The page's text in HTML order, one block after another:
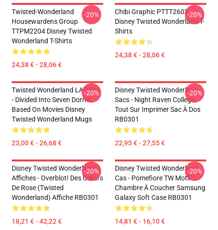
Twisted-Wonderland
Housewardens Group
TTPM2204 Disney Twisted
Wonderland T-Shirts
24,38 € - 28,06 €
-20%
Chibi Graphic PTTT2603
Disney Twisted Wonderland T-
Shirts
24,38 € - 28,06 €
-20%
Twisted Wonderland LA 2801
- Divided Into Seven Dorms
Based On Movies Disney
Twisted Wonderland Mugs
23,00 € - 26,68 €
-20%
Disney Twisted Wonderland
Sacs - Night Raven College
Tout Sur Imprimer Sac À Dos
RB0301
22,95 € - 27,55 €
-20%
Disney Twisted Wonderland
Affiches - Overblot! Des Cœurs
De Rose (Twisted
Wonderland) Affiche RB0301
18,21 € - 42,22 €
-20%
Disney Twisted Wonderland
Cas - Pomefiore TW Motif
Chambre À Coucher Samsung
Galaxy Soft Case RB0301
14,81 € - 16,10 €
-20%